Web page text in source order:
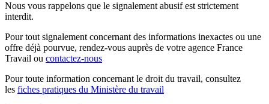
Nous vous rappelons que le signalement abusif est strictement
interdit.
Pour tout signalement concernant des informations inexactes ou une
offre déjà pourvue, rendez-vous auprès de votre agence France
Travail ou contactez-nous
Pour toute information concernant le droit du travail, consultez
les fiches pratiques du Ministère du travail